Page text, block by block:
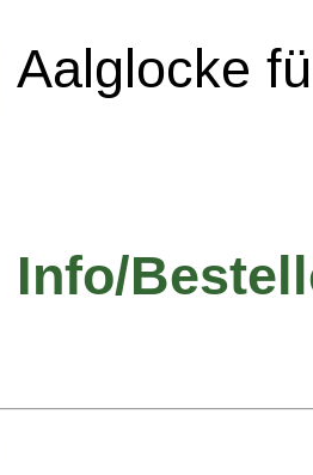
Aalglocke
Info/